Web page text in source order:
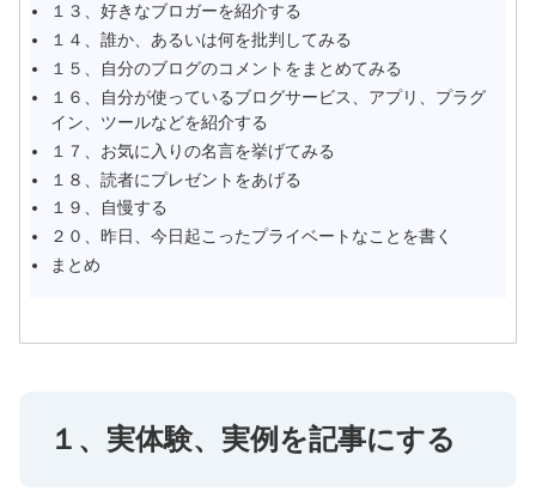
１３、好きなブロガーを紹介する
１４、誰か、あるいは何を批判してみる
１５、自分のブログのコメントをまとめてみる
１６、自分が使っているブログサービス、アプリ、プラグ
イン、ツールなどを紹介する
１７、お気に入りの名言を挙げてみる
１８、読者にプレゼントをあげる
１９、自慢する
２０、昨日、今日起こったプライベートなことを書く
まとめ
１、実体験、実例を記事にする